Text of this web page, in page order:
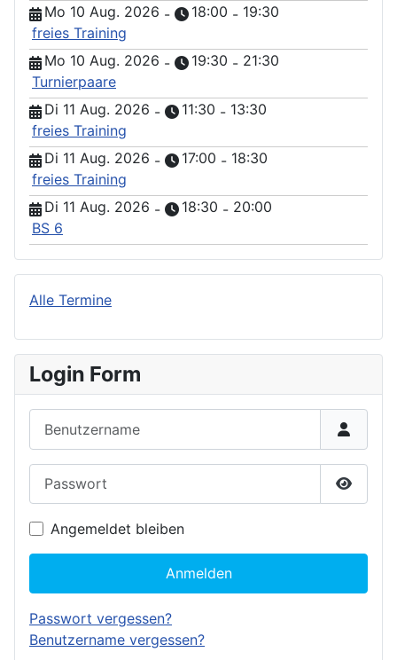
Mo 10 Aug. 2026 - 18:00 - 19:30
freies Training
Mo 10 Aug. 2026 - 19:30 - 21:30
Turnierpaare
Di 11 Aug. 2026 - 11:30 - 13:30
freies Training
Di 11 Aug. 2026 - 17:00 - 18:30
freies Training
Di 11 Aug. 2026 - 18:30 - 20:00
BS 6
Alle Termine
Login Form
Angemeldet bleiben
Anmelden
Passwort vergessen?
Benutzername vergessen?